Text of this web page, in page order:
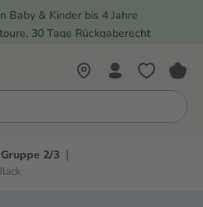
springen
Baby & Kinder bis 4 Jahre
30 Tage Rückgaberecht
2/3 |